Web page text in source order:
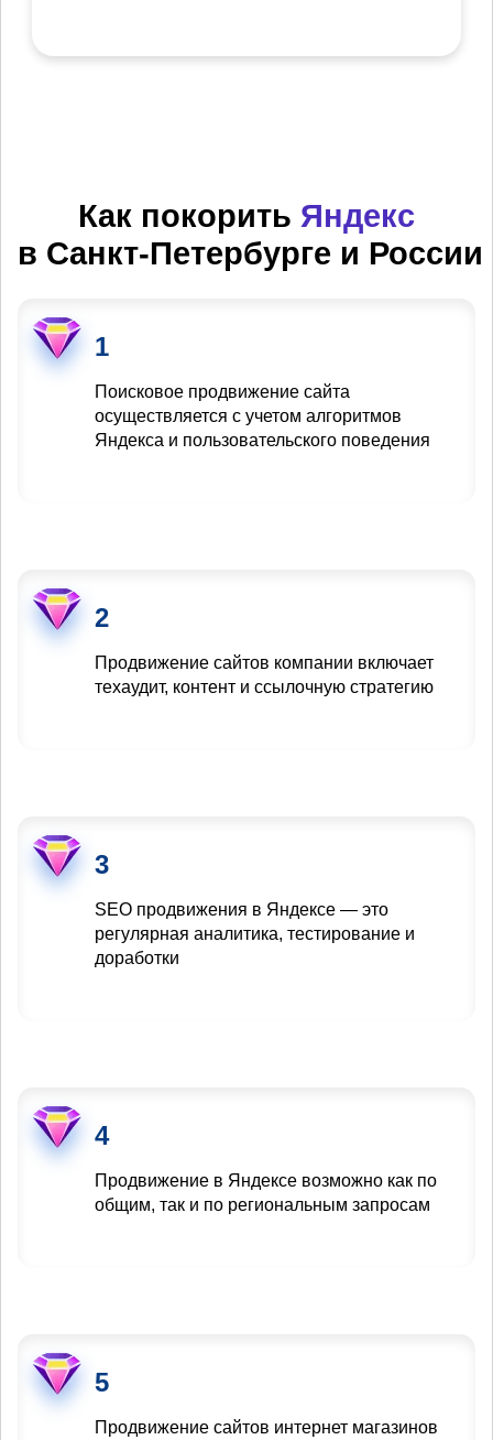
Как покорить Яндекс
в Санкт-Петербурге и России
1
Поисковое продвижение сайта
осуществляется с учетом алгоритмов
Яндекса и пользовательского поведения
2
Продвижение сайтов компании включает
техаудит, контент и ссылочную стратегию
3
SEO продвижения в Яндексе — это
регулярная аналитика, тестирование и
доработки
4
Продвижение в Яндексе возможно как по
общим, так и по региональным запросам
5
Продвижение сайтов интернет магазинов